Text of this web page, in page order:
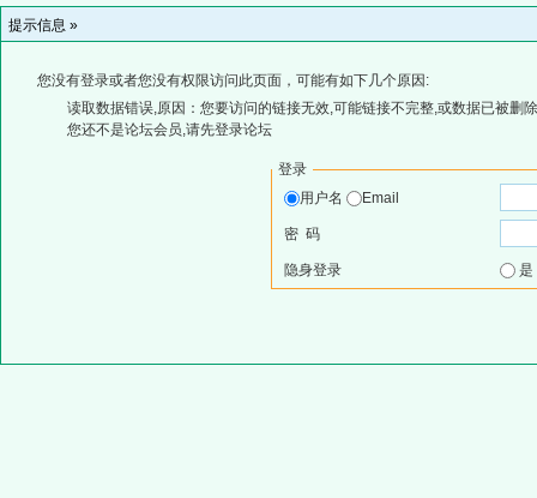
提示信息 »
您没有登录或者您没有权限访问此页面，可能有如下几个原因:
读取数据错误,原因：您要访问的链接无效,可能链接不完整,或数据已被删
您还不是论坛会员,请先登录论坛
登录
用户名
Email
密 码
隐身登录